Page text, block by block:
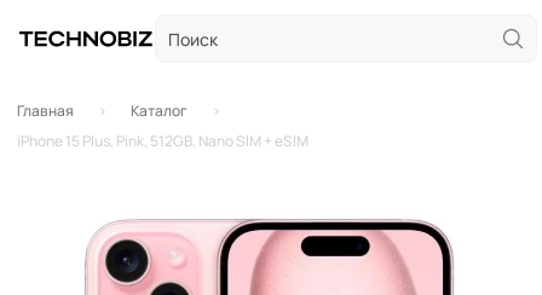
Главная
Каталог
iPhone 15 Plus, Pink, 512GB, Nano SIM + eSIM